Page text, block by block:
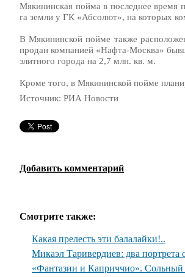
Мякининская пойма в последнее время
га земли у ГК «Абсолют», на которых
В Мякининской пойме также
продан компанией «Нафта-Москва»
элитного города на 2,7 млн. кв. м.
Кроме того, в Мякининской пойме
Источник: РИА Новости
Добавить комментарий
Смотрите также:
Какая прелесть эти балалайки!..
Микаэл Таривердиев: два портрета
«Фантазии и Каприччио». Сольный